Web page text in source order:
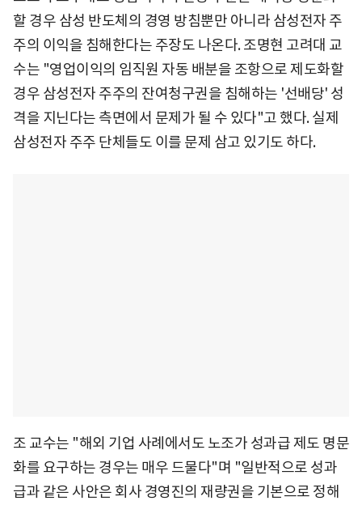
할 경우 삼성 반도체의 경영 방침뿐만 아니라 삼성전자 주
주의 이익을 침해한다는 주장도 나온다. 조명현 고려대 교
수는 "영업이익의 임직원 자동 배분을 조항으로 제도화할
경우 삼성전자 주주의 잔여청구권을 침해하는 '선배당' 성
격을 지닌다는 측면에서 문제가 될 수 있다"고 했다. 실제
삼성전자 주주 단체들도 이를 문제 삼고 있기도 하다.
조 교수는 "해외 기업 사례에서도 노조가 성과급 제도 명문
화를 요구하는 경우는 매우 드물다"며 "일반적으로 성과
급과 같은 사안은 회사 경영진의 재량권을 기본으로 정해